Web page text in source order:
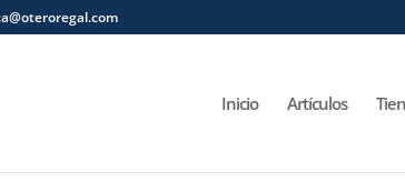
Inicio Artículos